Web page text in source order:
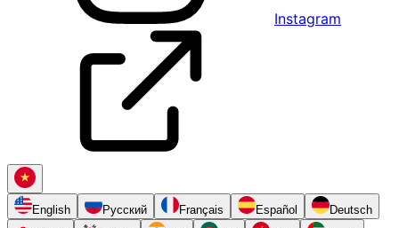
Instagram
English Русский Français Español
Deutsch